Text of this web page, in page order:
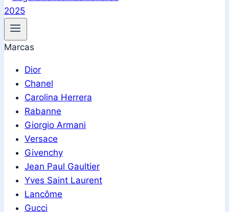
Marcas
Dior
Chanel
Carolina Herrera
Rabanne
Giorgio Armani
Versace
Givenchy
Jean Paul Gaultier
Yves Saint Laurent
Lancôme
Gucci